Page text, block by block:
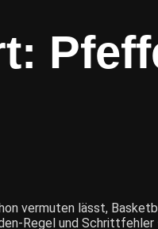
vermuten lässt,
Regel und